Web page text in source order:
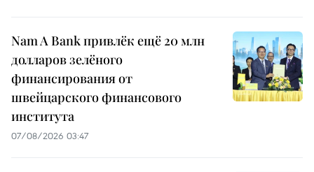
Nam A Bank привлёк ещё 20 млн
долларов зелёного
финансирования от
швейцарского финансового
института
07/08/2026 03:47